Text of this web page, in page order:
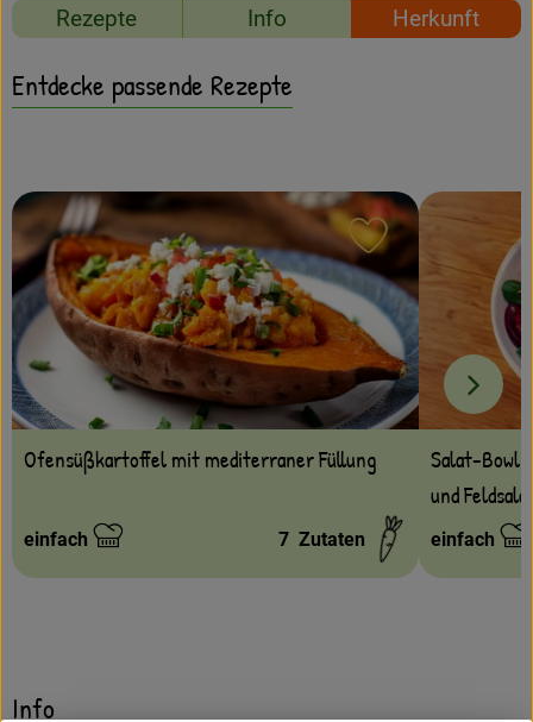
Rezepte Info Herkunft
Entdecke passende Rezepte
Ofensüßkartoffel mit mediterraner Füllung
Schwierigkeit:
einfach 7 Zutaten
Rezept zu
Salat-Bowl
und
einfach
Info